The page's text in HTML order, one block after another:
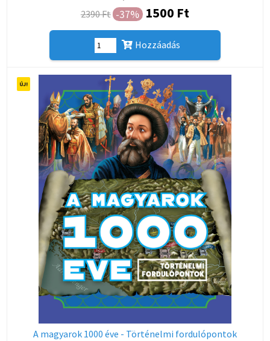
2390 Ft -37% 1500 Ft
Hozzáadás
A magyarok 1000 éve - Történelmi fordulópontok